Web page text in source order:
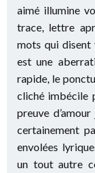
aimé illumine
trace, lettre
mots qui disent
est une
rapide, le
cliché imbécile
preuve
certainement
envolées
un tout autre